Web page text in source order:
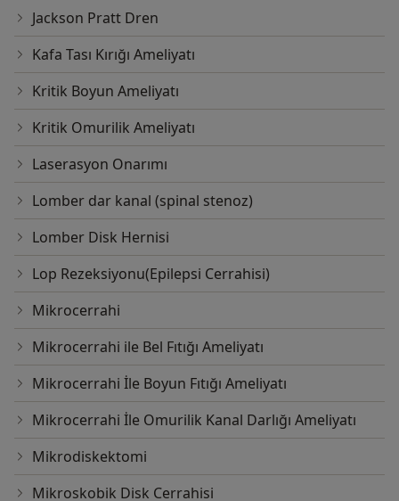
Jackson Pratt Dren
Kafa Tası Kırığı Ameliyatı
Kritik Boyun Ameliyatı
Kritik Omurilik Ameliyatı
Laserasyon Onarımı
Lomber dar kanal (spinal stenoz)
Lomber Disk Hernisi
Lop Rezeksiyonu(Epilepsi Cerrahisi)
Mikrocerrahi
Mikrocerrahi ile Bel Fıtığı Ameliyatı
Mikrocerrahi İle Boyun Fıtığı Ameliyatı
Mikrocerrahi İle Omurilik Kanal Darlığı Ameliyatı
Mikrodiskektomi
Mikroskobik Disk Cerrahisi